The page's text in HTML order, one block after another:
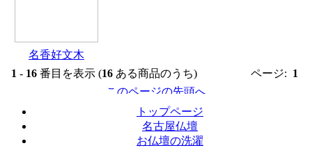
名香好文木
1 - 16 番目を表示 (16 ある商品のうち) ページ: 1
トップページ
名古屋仏壇
お仏壇の洗濯